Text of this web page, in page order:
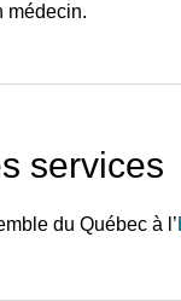
médecin.
services
du Québec à l’